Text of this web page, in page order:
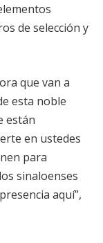
de selección y
que van a
esta noble
están
en ustedes
para
sinaloenses
aquí”,